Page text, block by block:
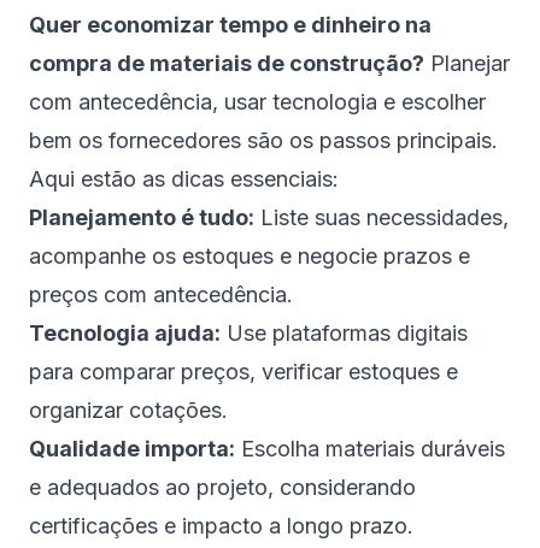
Quer economizar tempo e dinheiro na
compra de materiais de construção? Planejar
com antecedência, usar tecnologia e escolher
bem os fornecedores são os passos principais.
Aqui estão as dicas essenciais:
Planejamento é tudo: Liste suas necessidades,
acompanhe os estoques e negocie prazos e
preços com antecedência.
Tecnologia ajuda: Use plataformas digitais
para comparar preços, verificar estoques e
organizar cotações.
Qualidade importa: Escolha materiais duráveis
e adequados ao projeto, considerando
certificações e impacto a longo prazo.